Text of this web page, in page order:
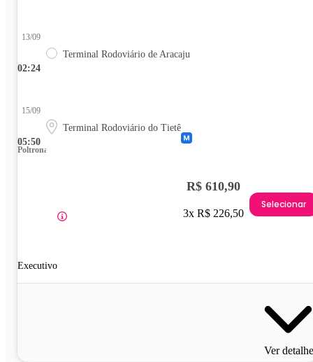
02:24
13/09
Terminal Rodoviário de Aracaju
05:50
15/09
Terminal Rodoviário do Tietê
Poltrona
Executivo
R$ 610,90
3x R$ 226,50
Selecionar
Ver